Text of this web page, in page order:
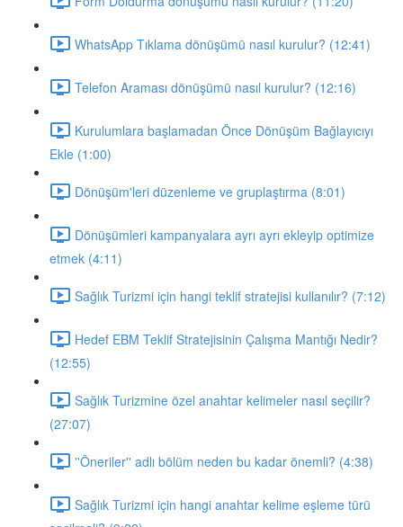
WhatsApp Tıklama dönüşümü nasıl kurulur? (12:41)
Telefon Araması dönüşümü nasıl kurulur? (12:16)
Kurulumlara başlamadan Önce Dönüşüm Bağlayıcıyı
Ekle (1:00)
Dönüşüm'leri düzenleme ve gruplaştırma (8:01)
Dönüşümleri kampanyalara ayrı ayrı ekleyip optimize
etmek (4:11)
Sağlık Turizmi için hangi teklif stratejisi kullanılır? (7:12)
Hedef EBM Teklif Stratejisinin Çalışma Mantığı Nedir?
(12:55)
Sağlık Turizmine özel anahtar kelimeler nasıl seçilir?
(27:07)
''Öneriler'' adlı bölüm neden bu kadar önemli? (4:38)
Sağlık Turizmi için hangi anahtar kelime eşleme türü